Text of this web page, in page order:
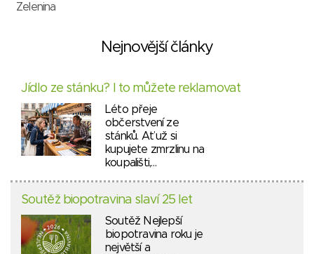
Zelenina
Nejnovější články
Jídlo ze stánku? I to můžete reklamovat
Léto přeje
občerstvení ze
stánků. Ať už si
kupujete zmrzlinu na
koupališti,…
Soutěž biopotravina slaví 25 let
Soutěž Nejlepší
biopotravina roku je
největší a